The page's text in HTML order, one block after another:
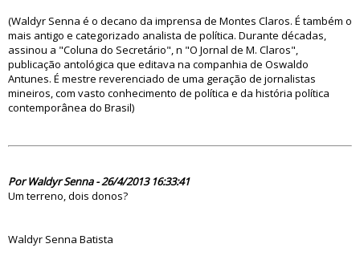
(Waldyr Senna é o decano da imprensa de Montes Claros. É também o
mais antigo e categorizado analista de política. Durante décadas,
assinou a "Coluna do Secretário", n "O Jornal de M. Claros",
publicação antológica que editava na companhia de Oswaldo
Antunes. É mestre reverenciado de uma geração de jornalistas
mineiros, com vasto conhecimento de política e da história política
contemporânea do Brasil)
Por Waldyr Senna - 26/4/2013 16:33:41
Um terreno, dois donos?
Waldyr Senna Batista